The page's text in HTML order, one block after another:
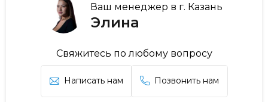
Ваш менеджер в г. Казань
Элина
Свяжитесь по любому вопросу
Написать нам Позвонить нам